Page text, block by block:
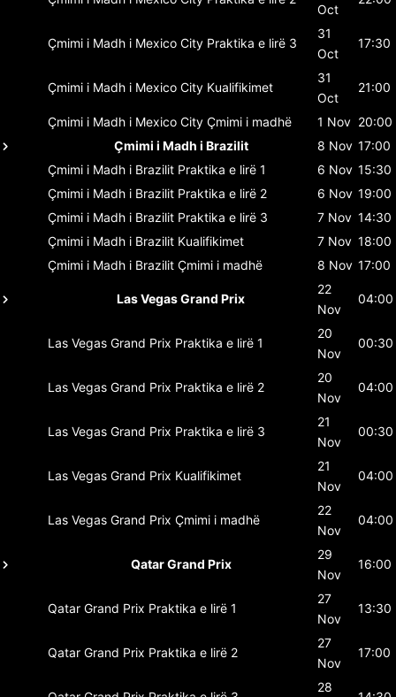
Oct
Çmimi i Madh i Mexico City Praktika e lirë 3
31
Oct
17:30
Çmimi i Madh i Mexico City Kualifikimet
31
Oct
21:00
Çmimi i Madh i Mexico City Çmimi i madhë 1 Nov 20:00
Çmimi i Madh i Brazilit
8 Nov 17:00
Çmimi i Madh i Brazilit Praktika e lirë 1 6 Nov 15:30
Çmimi i Madh i Brazilit Praktika e lirë 2 6 Nov 19:00
Çmimi i Madh i Brazilit Praktika e lirë 3 7 Nov 14:30
Çmimi i Madh i Brazilit Kualifikimet 7 Nov 18:00
Çmimi i Madh i Brazilit Çmimi i madhë 8 Nov 17:00
Las Vegas Grand Prix
22
Nov
04:00
Las Vegas Grand Prix Praktika e lirë 1
20
Nov
00:30
Las Vegas Grand Prix Praktika e lirë 2
20
Nov
04:00
Las Vegas Grand Prix Praktika e lirë 3
21
Nov
00:30
Las Vegas Grand Prix Kualifikimet
21
Nov
04:00
Las Vegas Grand Prix Çmimi i madhë
22
Nov
04:00
Qatar Grand Prix
29
Nov
16:00
Qatar Grand Prix Praktika e lirë 1
27
Nov
13:30
Qatar Grand Prix Praktika e lirë 2
27
Nov
17:00
28